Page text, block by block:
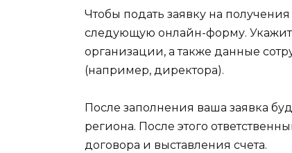
Чтобы подать заявку на
следующую онлайн-форму.
организации, а также данные
(например, директора).
После заполнения ваша заявка
региона. После этого
договора и выставления счета.